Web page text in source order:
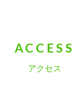
ACCESS
アクセス